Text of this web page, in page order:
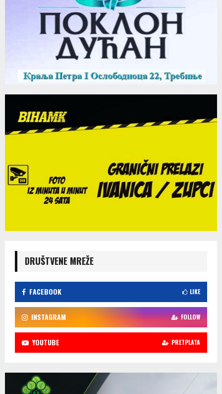
DRUŠTVENE MREŽE
FACEBOOK LIKE
INSTAGRAM FOLLOW
YOUTUBE PRETPLATA